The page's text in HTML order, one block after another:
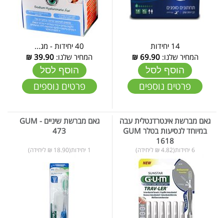
14 יחידות
המחיר שלנו:69.90
₪
הוסף לסל
פרטים נוספים
40 יחידות - מג...
המחיר שלנו: 39.90
₪
הוסף לסל
פרטים נוספים
גאם מברשת אינטרדנטלית עבה
במיוחד לנסיעות בטלר GUM
1618
6 יחידות(4.82 ₪ ליחידה)
גאם מברשת שיניים - GUM
473
1 יחידות(18.90 ₪ ליחידה)